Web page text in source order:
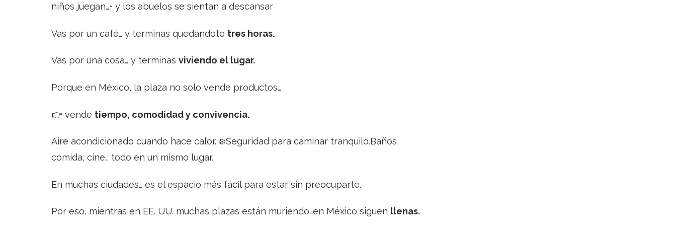
niños juegan…• y los abuelos se sientan a descansar
Vas por un café… y terminas quedándote tres horas.
Vas por una cosa… y terminas viviendo el lugar.
Porque en México, la plaza no solo vende productos…
👉 vende tiempo, comodidad y convivencia.
Aire acondicionado cuando hace calor. ❄️Seguridad para caminar tranquilo.Baños,
comida, cine… todo en un mismo lugar.
En muchas ciudades… es el espacio más fácil para estar sin preocuparte.
Por eso, mientras en EE. UU. muchas plazas están muriendo…en México siguen llenas.